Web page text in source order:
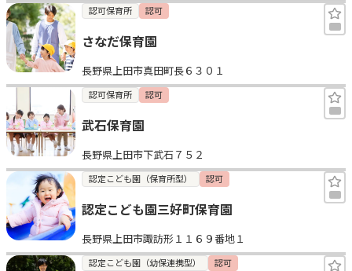
認可保育所 認可
さなだ保育園
長野県上田市真田町長６３０１
認可保育所 認可
武石保育園
長野県上田市下武石７５２
認定こども園（保育所型） 認可
認定こども園三好町保育園
長野県上田市諏訪形１１６９番地１
認定こども園（幼保連携型） 認可